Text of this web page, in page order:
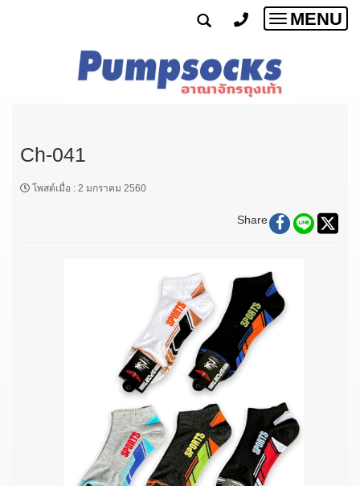
Toggle
MENU
Ch-041
โพสต์เมื่อ : 2 มกราคม 2560
Share